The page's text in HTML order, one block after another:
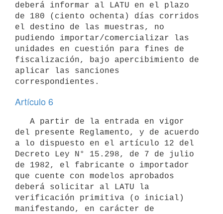
deberá informar al LATU en el plazo
de 180 (ciento ochenta) días corridos
el destino de las muestras, no
pudiendo importar/comercializar las
unidades en cuestión para fines de
fiscalización, bajo apercibimiento de
aplicar las sanciones
Artículo 6
del presente Reglamento, y de acuerdo
a lo dispuesto en el artículo 12 del
Decreto Ley N° 15.298, de 7 de julio
de 1982, el fabricante o importador
que cuente con modelos aprobados
deberá solicitar al LATU la
verificación primitiva (o inicial)
manifestando, en carácter de